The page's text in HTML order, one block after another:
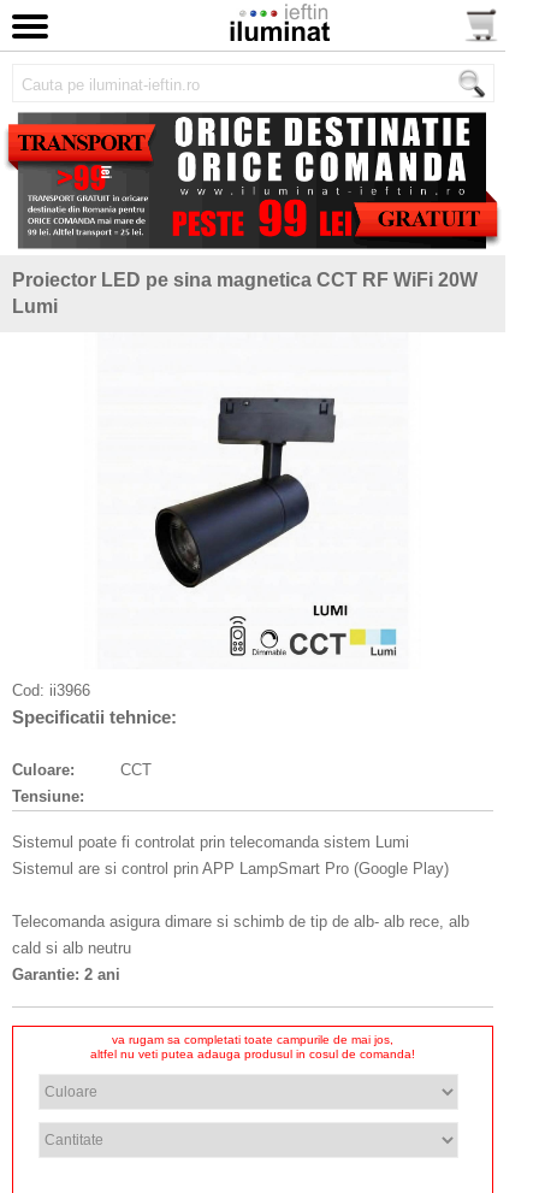
Proiector LED pe sina magnetica CCT RF WiFi 20W
Lumi
Cod: ii3966
Specificatii tehnice:
Culoare:
CCT
Tensiune:
Sistemul poate fi controlat prin telecomanda sistem Lumi
Sistemul are si control prin APP LampSmart Pro (Google Play)
Telecomanda asigura dimare si schimb de tip de alb- alb rece, alb
cald si alb neutru
Garantie: 2 ani
va rugam sa completati toate campurile de mai jos,
altfel nu veti putea adauga produsul in cosul de comanda!